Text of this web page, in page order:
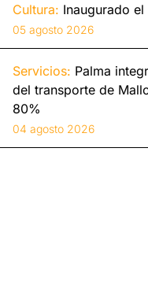
Cultura: Inaugurado
05 agosto 2026
Servicios: Palma
del transporte de
80%
04 agosto 2026